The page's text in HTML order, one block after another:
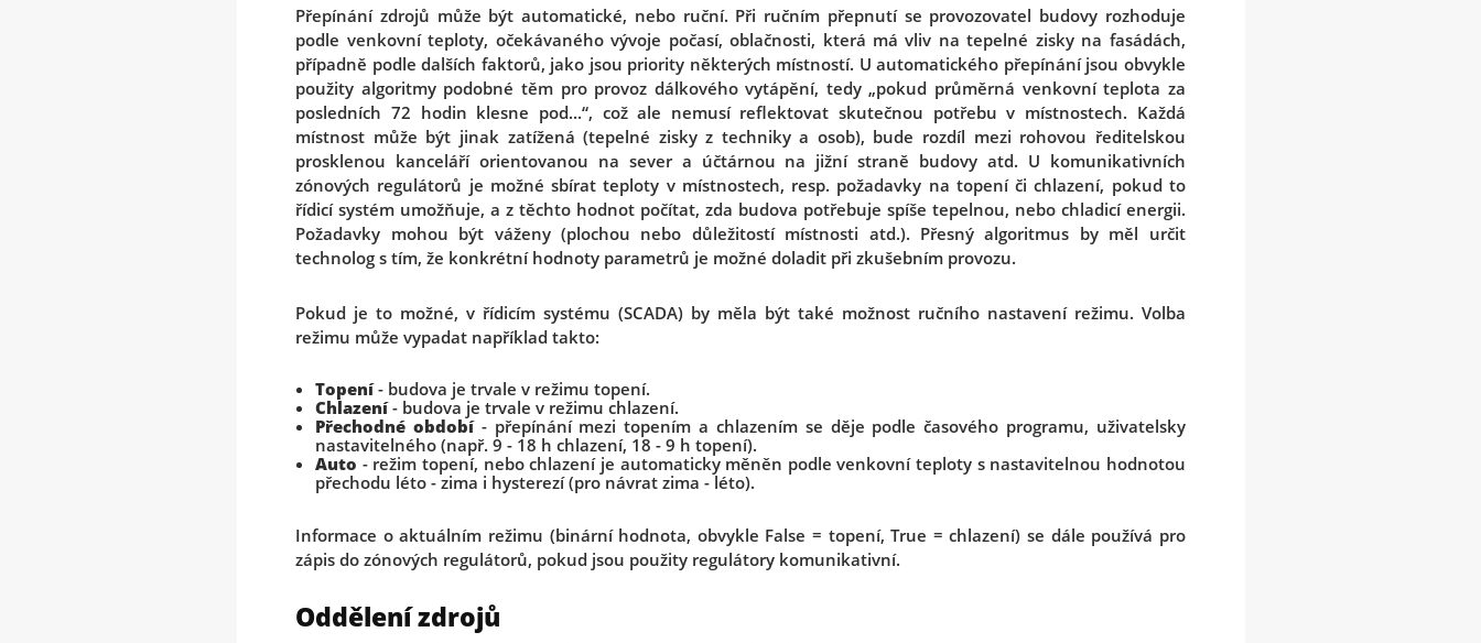
Přepínání zdrojů může být automatické, nebo ruční. Při ručním přepnutí se provozovatel budovy rozhoduje
podle venkovní teploty, očekávaného vývoje počasí, oblačnosti, která má vliv na tepelné zisky na fasádách,
případně podle dalších faktorů, jako jsou priority některých místností. U automatického přepínání jsou obvykle
použity algoritmy podobné těm pro provoz dálkového vytápění, tedy „pokud průměrná venkovní teplota za
posledních 72 hodin klesne pod...“, což ale nemusí reflektovat skutečnou potřebu v místnostech. Každá
místnost může být jinak zatížená (tepelné zisky z techniky a osob), bude rozdíl mezi rohovou ředitelskou
prosklenou kanceláří orientovanou na sever a účtárnou na jižní straně budovy atd. U komunikativních
zónových regulátorů je možné sbírat teploty v místnostech, resp. požadavky na topení či chlazení, pokud to
řídicí systém umožňuje, a z těchto hodnot počítat, zda budova potřebuje spíše tepelnou, nebo chladicí energii.
Požadavky mohou být váženy (plochou nebo důležitostí místnosti atd.). Přesný algoritmus by měl určit
technolog s tím, že konkrétní hodnoty parametrů je možné doladit při zkušebním provozu.
Pokud je to možné, v řídicím systému (SCADA) by měla být také možnost ručního nastavení režimu. Volba
režimu může vypadat například takto:
Topení- budova je trvale v režimu topení.
Chlazení- budova je trvale v režimu chlazení.
Přechodné období- přepínání mezi topením a chlazením se děje podle časového programu, uživatelsky
nastavitelného (např. 9 - 18 h chlazení, 18 - 9 h topení).
Auto - režim topení, nebo chlazení je automaticky měněn podle venkovní teploty s nastavitelnou hodnotou
přechodu léto - zima i hysterezí (pro návrat zima - léto).
Informace o aktuálním režimu (binární hodnota, obvykle False = topení, True = chlazení) se dále používá pro
zápis do zónových regulátorů, pokud jsou použity regulátory komunikativní.
Oddělení zdrojů